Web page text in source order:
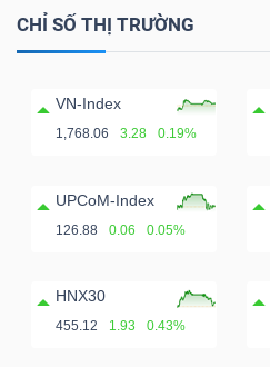
CHỈ SỐ THỊ TRƯỜNG
VN-Index
1,768.06 3.28 0.19%
UPCoM-Index
126.88 0.06 0.05%
HNX30
455.12 1.93 0.43%